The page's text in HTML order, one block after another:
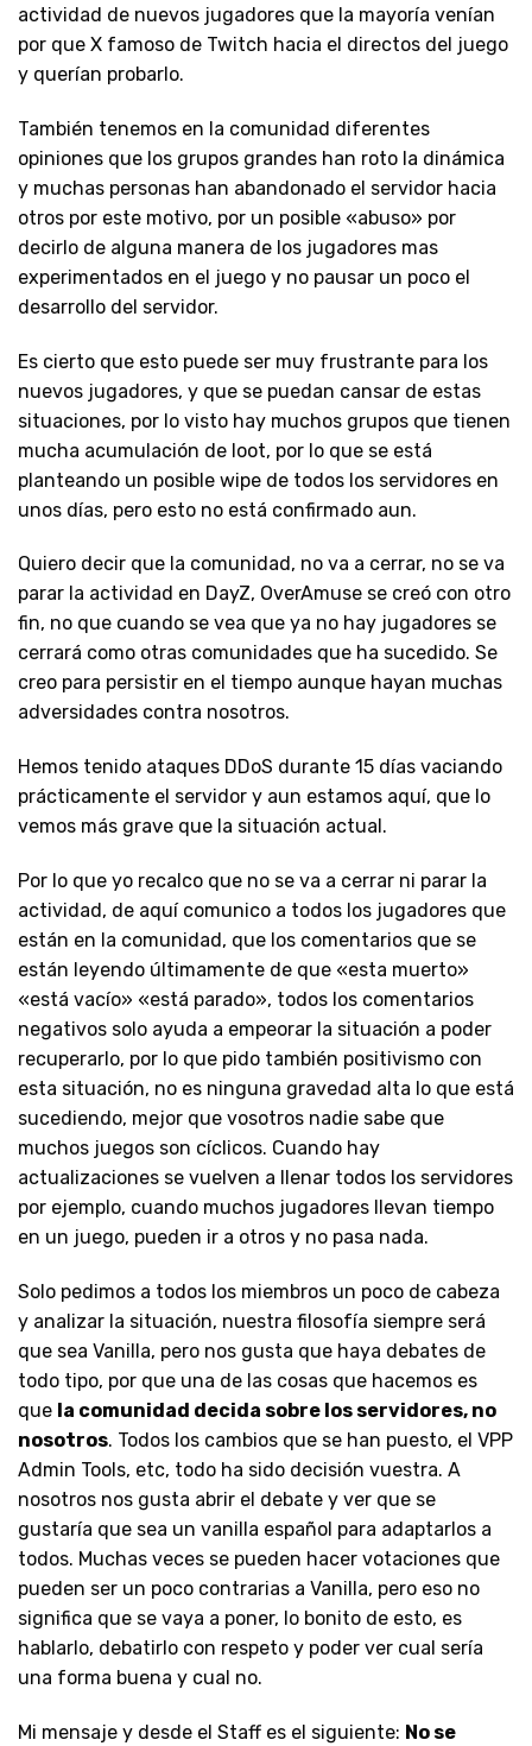
actividad de nuevos jugadores que la mayoría venían
por que X famoso de Twitch hacia el directos del juego
y querían probarlo.
También tenemos en la comunidad diferentes
opiniones que los grupos grandes han roto la dinámica
y muchas personas han abandonado el servidor hacia
otros por este motivo, por un posible «abuso» por
decirlo de alguna manera de los jugadores mas
experimentados en el juego y no pausar un poco el
desarrollo del servidor.
Es cierto que esto puede ser muy frustrante para los
nuevos jugadores, y que se puedan cansar de estas
situaciones, por lo visto hay muchos grupos que tienen
mucha acumulación de loot, por lo que se está
planteando un posible wipe de todos los servidores en
unos días, pero esto no está confirmado aun.
Quiero decir que la comunidad, no va a cerrar, no se va
parar la actividad en DayZ, OverAmuse se creó con otro
fin, no que cuando se vea que ya no hay jugadores se
cerrará como otras comunidades que ha sucedido. Se
creo para persistir en el tiempo aunque hayan muchas
adversidades contra nosotros.
Hemos tenido ataques DDoS durante 15 días vaciando
prácticamente el servidor y aun estamos aquí, que lo
vemos más grave que la situación actual.
Por lo que yo recalco que no se va a cerrar ni parar la
actividad, de aquí comunico a todos los jugadores que
están en la comunidad, que los comentarios que se
están leyendo últimamente de que «esta muerto»
«está vacío» «está parado», todos los comentarios
negativos solo ayuda a empeorar la situación a poder
recuperarlo, por lo que pido también positivismo con
esta situación, no es ninguna gravedad alta lo que está
sucediendo, mejor que vosotros nadie sabe que
muchos juegos son cíclicos. Cuando hay
actualizaciones se vuelven a llenar todos los servidores
por ejemplo, cuando muchos jugadores llevan tiempo
en un juego, pueden ir a otros y no pasa nada.
Solo pedimos a todos los miembros un poco de cabeza
y analizar la situación, nuestra filosofía siempre será
que sea Vanilla, pero nos gusta que haya debates de
todo tipo, por que una de las cosas que hacemos es
que la comunidad decida sobre los servidores, no
nosotros. Todos los cambios que se han puesto, el VPP
Admin Tools, etc, todo ha sido decisión vuestra. A
nosotros nos gusta abrir el debate y ver que se
gustaría que sea un vanilla español para adaptarlos a
todos. Muchas veces se pueden hacer votaciones que
pueden ser un poco contrarias a Vanilla, pero eso no
significa que se vaya a poner, lo bonito de esto, es
hablarlo, debatirlo con respeto y poder ver cual sería
una forma buena y cual no.
Mi mensaje y desde el Staff es el siguiente: No se